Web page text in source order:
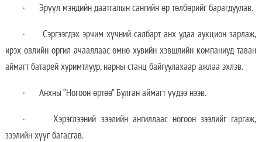
· Эрүүл мэндийн даатгалын сангийн өр төлбөрийг барагдуулав.
· Сэргээгдэх эрчим хүчний салбарт анх удаа аукцион зарлаж,
ирэх өвлийн оргил ачааллаас өмнө хувийн хэвшлийн компаниуд таван
аймагт батарей хуримтлуур, нарны станц байгуулахаар ажлаа эхлэв.
· Анхны “Ногоон өртөө” Булган аймагт үүдээ нээв.
· Хэрэглээний зээлийн ангиллаас ногоон зээлийг гаргаж,
зээлийн хүүг багасгав.